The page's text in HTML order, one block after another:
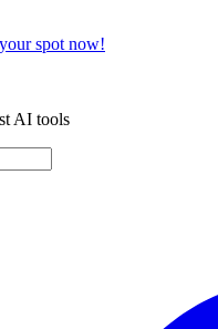
spot now!
AI tools